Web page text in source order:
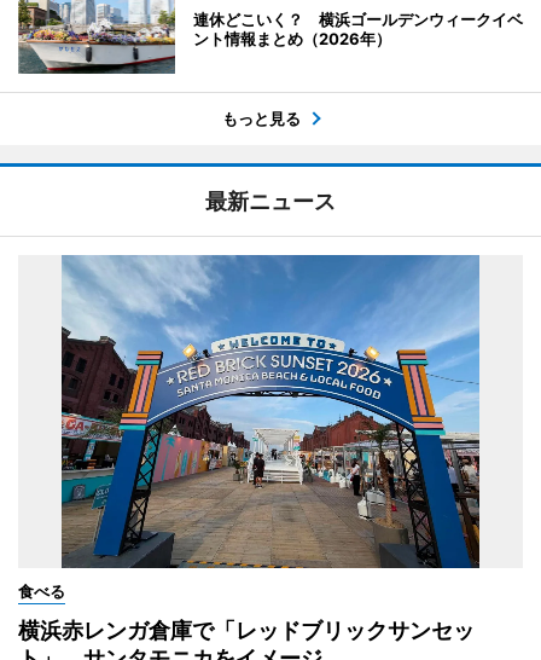
連休どこいく？ 横浜ゴールデンウィークイベ
ント情報まとめ（2026年）
もっと見る
最新ニュース
食べる
横浜赤レンガ倉庫で「レッドブリックサンセッ